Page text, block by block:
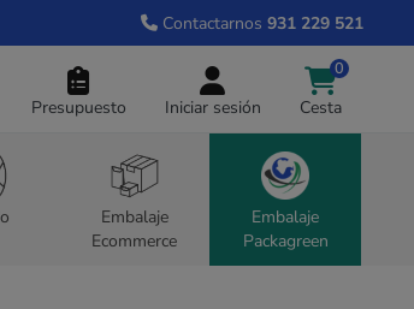
Contactarnos 931 229 521
Presupuesto Iniciar sesión Cesta
0
Embalaje
Ecommerce
Embalaje
Packagreen